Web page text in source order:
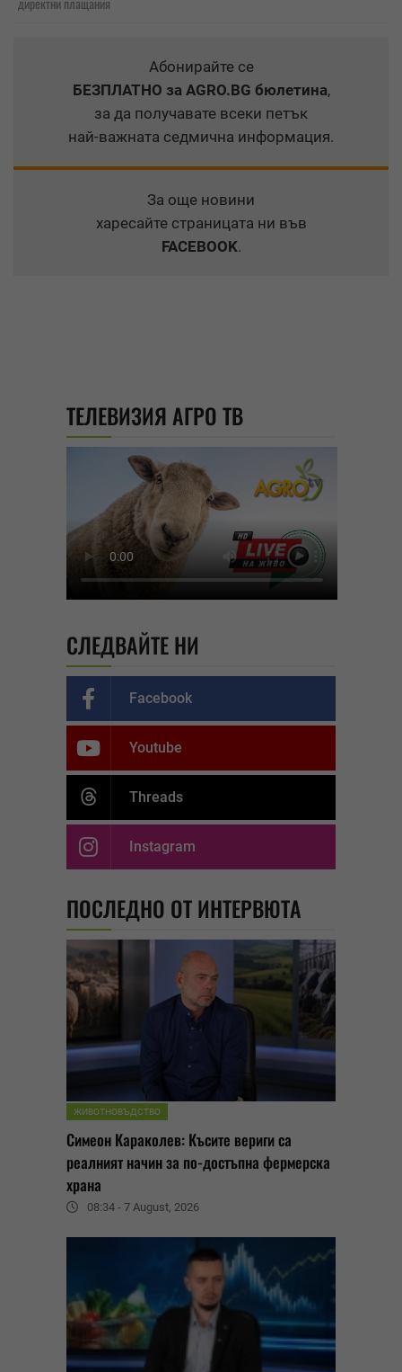
Абонирайте се
БЕЗПЛАТНО за AGRO.BG бюлетина,
за да получавате всеки петък
най-важната седмична информация.
За още новини
харесайте страницата ни във
FACEBOOK.
ТЕЛЕВИЗИЯ АГРО ТВ
СЛЕДВАЙТЕ НИ
Facebook
Youtube
Threads
Instagram
ПОСЛЕДНО ОТ ИНТЕРВЮТА
ЖИВОТНОВЪДСТВО
Симеон Караколев: Късите вериги са
реалният начин за по-достъпна фермерска
храна
08:34 - 7 August, 2026